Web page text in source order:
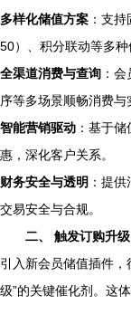
多样化储值方案 ：支
50）、积分联动等多种
全渠道消费与查询 ：
序等多场景顺畅消费与
智能营销驱动 ：基于
惠，深化客户关系。
财务安全与透明 ：提
交易安全与合规。
二、 触发订购升
引入新会员储值插件
级”的关键催化剂。这体